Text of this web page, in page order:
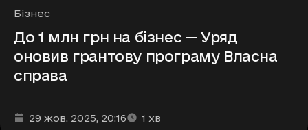
Рубрики
Бізнес
До 1 млн грн на бізнес — Уряд
оновив грантову програму Власна
справа
Дата та час публікації:
29 жов. 2025, 20:16
Час читання: 1 хв